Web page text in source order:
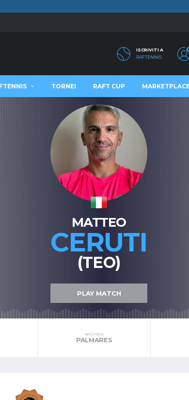
ISCRIVITI A
RAFTENNIS
TORNEI RAFT CUP
MATTEO
CERUTI
(TEO)
PLAY MATCH
BACHECA
PALMARES